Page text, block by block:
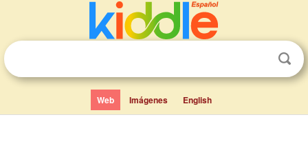
Web Imágenes English